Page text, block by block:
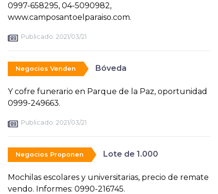
0997-658295, 04-5090982,
www.camposantoelparaiso.com.
Publicado: 2021/03/21
Negocios Venden Bóveda
Y cofre funerario en Parque de la Paz, oportunidad
0999-249663.
Publicado: 2021/03/21
Negocios Proponen Lote de 1.000
Mochilas escolares y universitarias, precio de remate
vendo. Informes: 0990-216745.